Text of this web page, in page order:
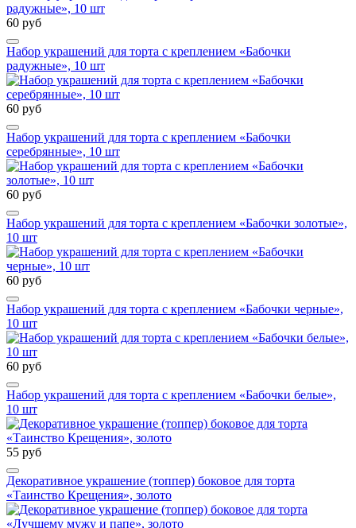
60 руб
Набор украшений для торта с креплением «Бабочки
радужные», 10 шт
60 руб
Набор украшений для торта с креплением «Бабочки
серебрянные», 10 шт
60 руб
Набор украшений для торта с креплением «Бабочки золотые»,
10 шт
60 руб
Набор украшений для торта с креплением «Бабочки черные»,
10 шт
60 руб
Набор украшений для торта с креплением «Бабочки белые»,
10 шт
55 руб
Декоративное украшение (топпер) боковое для торта
«Таинство Крещения», золото